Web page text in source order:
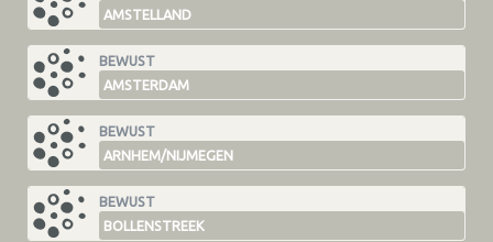
AMSTELLAND
BEWUST
AMSTERDAM
BEWUST
ARNHEM/NIJMEGEN
BEWUST
BOLLENSTREEK